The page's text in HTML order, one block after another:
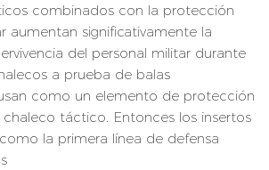
combinados con la protección
aumentan significativamente la
del personal militar durante
a prueba de balas
como un elemento de protección
táctico. Entonces los insertos
la primera línea de defensa